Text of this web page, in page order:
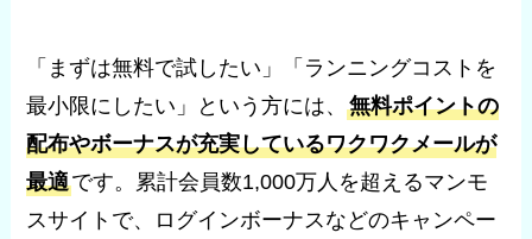
「まずは無料で試したい」「ランニングコストを
最小限にしたい」という方には、無料ポイントの
配布やボーナスが充実しているワクワクメールが
最適です。累計会員数1,000万人を超えるマンモ
スサイトで、ログインボーナスなどのキャンペー